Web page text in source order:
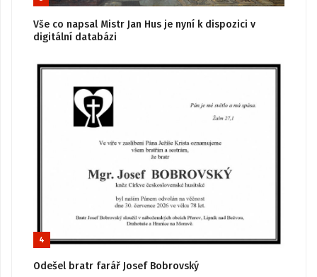
Vše co napsal Mistr Jan Hus je nyní k dispozici v
digitální databázi
4
Odešel bratr farář Josef Bobrovský